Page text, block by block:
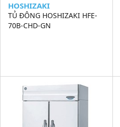
HOSHIZAKI
TỦ ĐÔNG HOSHIZAKI HFE-
70B-CHD-GN